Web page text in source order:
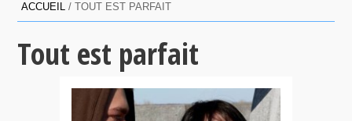
ACCUEIL /TOUT EST PARFAIT
Tout est parfait